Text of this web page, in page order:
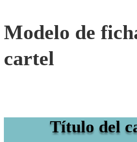
Modelo de
cartel
Título del